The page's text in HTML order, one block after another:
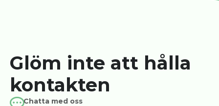
Glöm inte att hålla
kontakten
Chatta med oss